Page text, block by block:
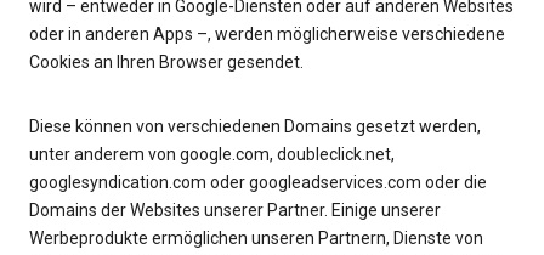
wird – entweder in Google-Diensten oder auf anderen Websites
oder in anderen Apps –, werden möglicherweise verschiedene
Cookies an Ihren Browser gesendet.
Diese können von verschiedenen Domains gesetzt werden,
unter anderem von google.com, doubleclick.net,
googlesyndication.com oder googleadservices.com oder die
Domains der Websites unserer Partner. Einige unserer
Werbeprodukte ermöglichen unseren Partnern, Dienste von